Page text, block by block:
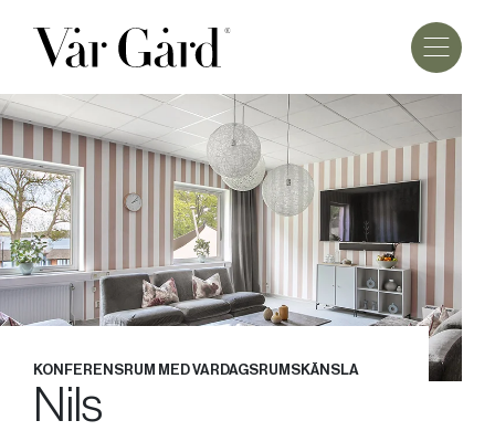
KONFERENSRUM MED VARDAGSRUMSKÄNSLA
Nils